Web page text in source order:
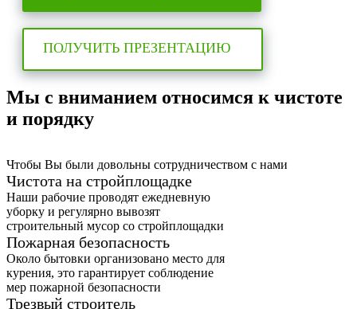
ПОЛУЧИТЬ ПРЕЗЕНТАЦИЮ
Мы с вниманием относимся к чистоте
и порядку
Чтобы Вы были довольны сотрудничеством с нами
Чистота на стройплощадке
Наши рабочие проводят ежедневную
уборку и регулярно вывозят
строительный мусор со стройплощадки
Пожарная безопасность
Около бытовки организовано место для
курения, это гарантирует соблюдение
мер пожарной безопасности
Трезвый строитель